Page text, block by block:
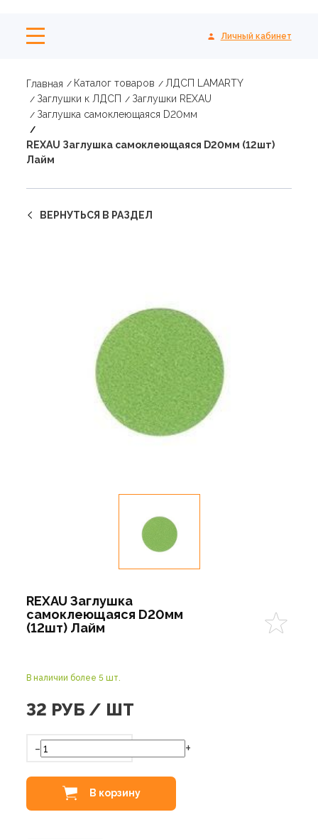
Личный кабинет
Главная Каталог товаров
ЛДСП LAMARTY
Заглушки к ЛДСП
Заглушки REXAU
Заглушка самоклеющаяся D20мм
REXAU Заглушка самоклеющаяся D20мм (12шт)
Лайм
ВЕРНУТЬСЯ В РАЗДЕЛ
REXAU Заглушка
самоклеющаяся D20мм
(12шт) Лайм
В наличии более 5 шт.
32 РУБ / ШТ
- +
В корзину